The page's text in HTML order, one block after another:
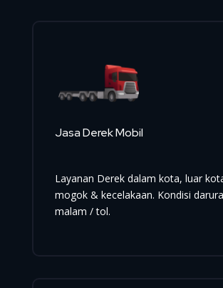
Jasa Derek Mobil
Layanan Derek dalam kota, luar
mogok & kecelakaan. Kondisi
malam / tol.